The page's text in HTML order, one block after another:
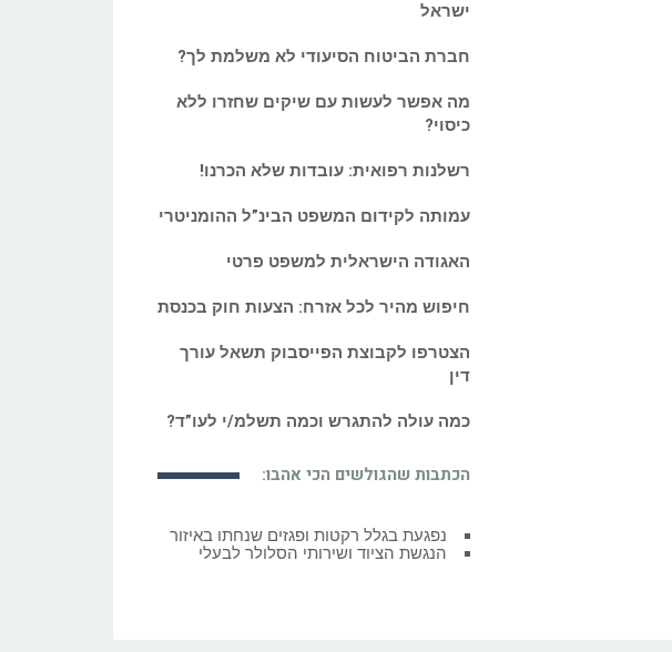
ישראל
חברת הביטוח הסיעודי לא משלמת לך?
מה אפשר לעשות עם שיקים שחזרו ללא
כיסוי?
רשלנות רפואית: עובדות שלא הכרנו!
עמותה לקידום המשפט הבינ”ל ההומניטרי
האגודה הישראלית למשפט פרטי
חיפוש מהיר לכל אזרח: הצעות חוק בכנסת
הצטרפו לקבוצת הפייסבוק תשאל עורך
דין
כמה עולה להתגרש וכמה תשלמ/י לעו”ד?
הכתבות שהגולשים הכי אהבו:
הנגשת הציוד ושירותי הסלולר לבעלי
מוגבלויות